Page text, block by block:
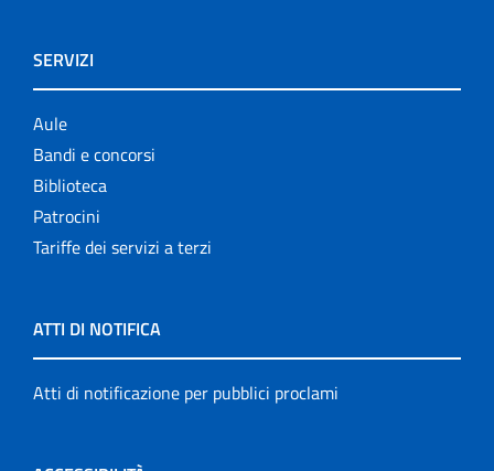
SERVIZI
Aule
Bandi e concorsi
Biblioteca
Patrocini
Tariffe dei servizi a terzi
ATTI DI NOTIFICA
Atti di notificazione per pubblici proclami